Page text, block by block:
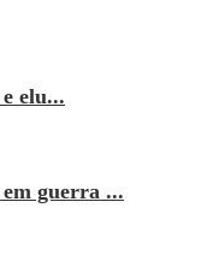
elu...
guerra ...